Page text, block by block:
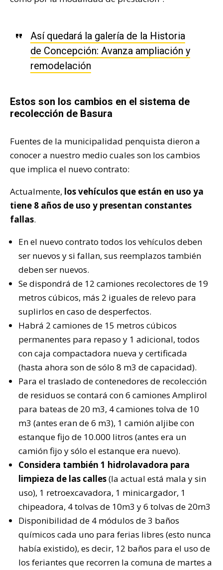
Así quedará la galería de la Historia
de Concepción: Avanza ampliación y
remodelación
Estos son los cambios en el sistema de
recolección de Basura
Fuentes de la municipalidad penquista dieron a
conocer a nuestro medio cuales son los cambios
que implica el nuevo contrato:
Actualmente, los vehículos que están en uso ya
tiene 8 años de uso y presentan constantes
fallas.
En el nuevo contrato todos los vehículos deben
ser nuevos y si fallan, sus reemplazos también
deben ser nuevos.
Se dispondrá de 12 camiones recolectores de 19
metros cúbicos, más 2 iguales de relevo para
suplirlos en caso de desperfectos.
Habrá 2 camiones de 15 metros cúbicos
permanentes para repaso y 1 adicional, todos
con caja compactadora nueva y certificada
(hasta ahora son de sólo 8 m3 de capacidad).
Para el traslado de contenedores de recolección
de residuos se contará con 6 camiones Amplirol
para bateas de 20 m3, 4 camiones tolva de 10
m3 (antes eran de 6 m3), 1 camión aljibe con
estanque fijo de 10.000 litros (antes era un
camión fijo y sólo el estanque era nuevo).
Considera también 1 hidrolavadora para
limpieza de las calles(la actual está mala y sin
uso), 1 retroexcavadora, 1 minicargador, 1
chipeadora, 4 tolvas de 10m3 y 6 tolvas de 20m3
Disponibilidad de 4 módulos de 3 baños
químicos cada uno para ferias libres (esto nunca
había existido), es decir, 12 baños para el uso de
los feriantes que recorren la comuna de martes a